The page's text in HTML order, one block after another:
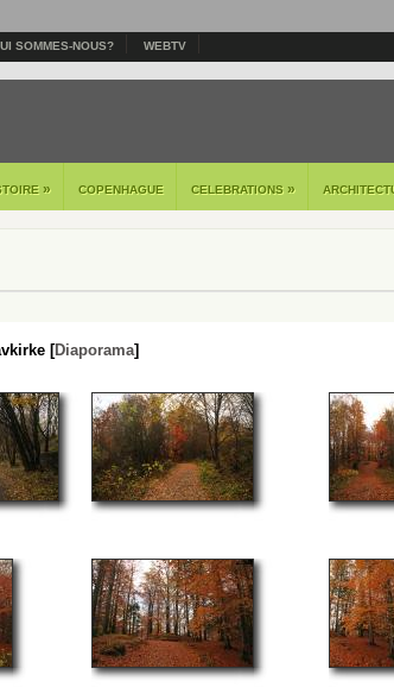
SOMMES-NOUS? WEBTV
» COPENHAGUE CELEBRATIONS »
[Diaporama]